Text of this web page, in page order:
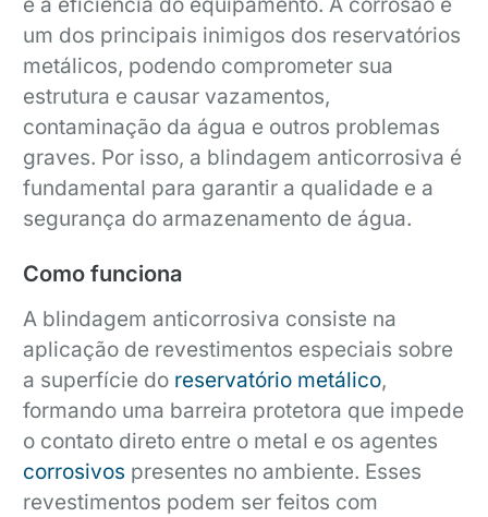
um dos principais inimigos dos reservatórios
metálicos, podendo comprometer sua
estrutura e causar vazamentos,
contaminação da água e outros problemas
graves. Por isso, a blindagem anticorrosiva é
fundamental para garantir a qualidade e a
segurança do armazenamento de água.
Como funciona
A blindagem anticorrosiva consiste na
aplicação de revestimentos especiais sobre
a superfície do reservatório metálico,
formando uma barreira protetora que impede
o contato direto entre o metal e os agentes
corrosivos presentes no ambiente. Esses
revestimentos podem ser feitos com